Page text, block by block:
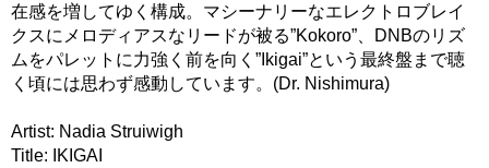
在感を増してゆく構成。マシーナリーなエレクトロブレイ
クスにメロディアスなリードが被る”Kokoro”、DNBのリズ
ムをパレットに力強く前を向く”Ikigai”という最終盤まで聴
く頃には思わず感動しています。(Dr. Nishimura)
Artist: Nadia Struiwigh
Title: IKIGAI